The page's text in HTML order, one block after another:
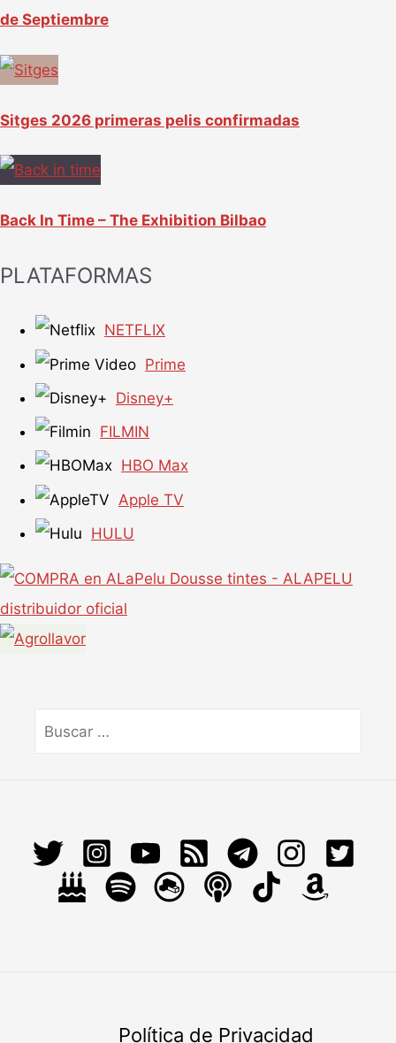
de Septiembre
Sitges 2026 primeras pelis confirmadas
Back In Time – The Exhibition Bilbao
PLATAFORMAS
NETFLIX
Prime
Disney+
FILMIN
HBO Max
Apple TV
HULU
por:
Política de Privacidad